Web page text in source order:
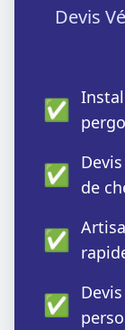
Devis
✅
✅ de
✅
✅